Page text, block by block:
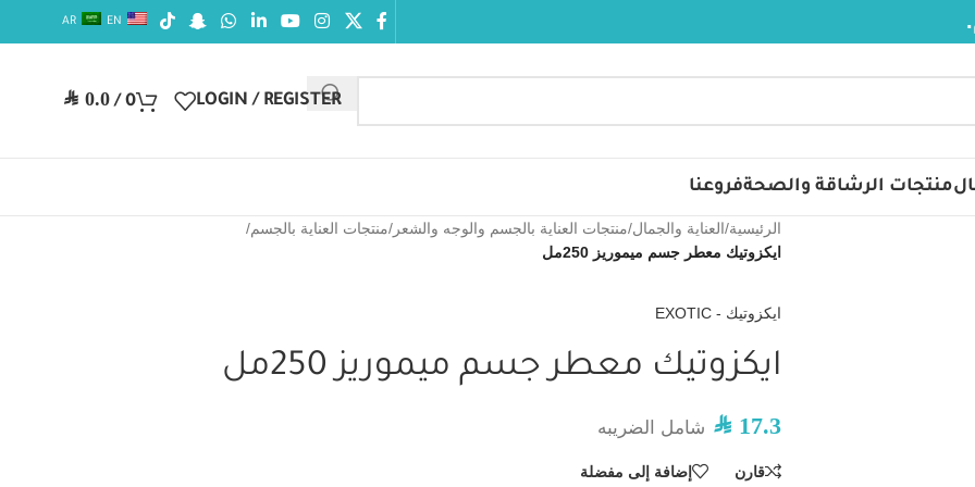
EN
AR
LOGIN / REGISTER
0
/
SAR 0.0
منتجات الرشاقة والصحةفروعنا
الرئيسية/العناية والجمال/منتجات العناية بالجسم والوجه والشعر /منتجات العناية بالجسم/
ايكزوتيك معطر جسم ميموريز 250مل
ايكزوتيك - EXOTIC
ايكزوتيك معطر جسم ميموريز 250مل
SAR 17.3 شامل الضريبه
قارن إضافة إلى مفضلة